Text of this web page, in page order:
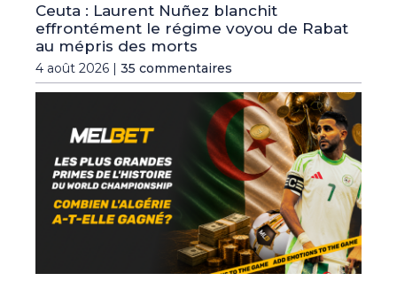
Ceuta : Laurent Nuñez blanchit
effrontément le régime voyou de Rabat
au mépris des morts
4 août 2026 | 35 commentaires